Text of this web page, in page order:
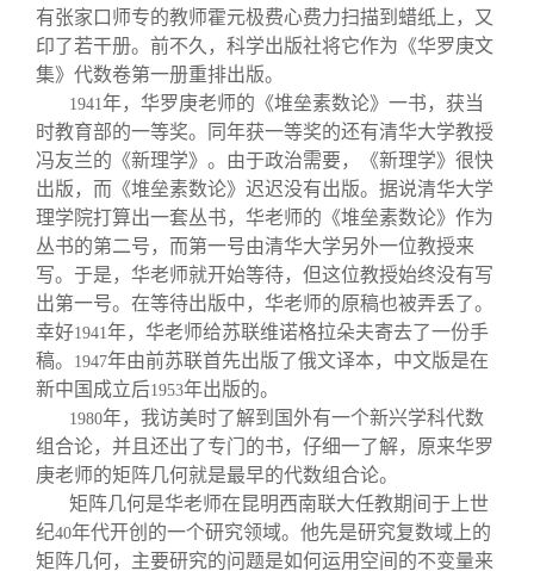
有张家口师专的教师霍元极费心费力扫描到蜡纸上，又
印了若干册。前不久，科学出版社将它作为《华罗庚文
集》代数卷第一册重排出版。
1941年，华罗庚老师的《堆垒素数论》一书，获当
时教育部的一等奖。同年获一等奖的还有清华大学教授
冯友兰的《新理学》。由于政治需要，《新理学》很快
出版，而《堆垒素数论》迟迟没有出版。据说清华大学
理学院打算出一套丛书，华老师的《堆垒素数论》作为
丛书的第二号，而第一号由清华大学另外一位教授来
写。于是，华老师就开始等待，但这位教授始终没有写
出第一号。在等待出版中，华老师的原稿也被弄丢了。
幸好1941年，华老师给苏联维诺格拉朵夫寄去了一份手
稿。
1947年由前苏联首先出版了俄文译本，中文版是在
新中国成立后1953年出版的。
1980年，我访美时了解到国外有一个新兴学科代数
组合论，并且还出了专门的书，仔细一了解，原来华罗
庚老师的矩阵几何就是最早的代数组合论。
矩阵几何是华老师在昆明西南联大任教期间于上世
纪40年代开创的一个研究领域。他先是研究复数域上的
矩阵几何，主要研究的问题是如何运用空间的不变量来